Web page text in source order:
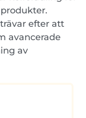
efter att
avancerade
av